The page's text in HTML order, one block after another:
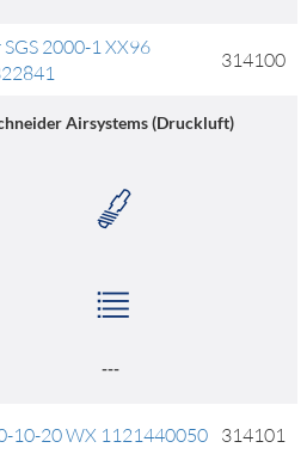
2000-1 XX96
314100
Airsystems (Druckluft)
---
10-20 WX 1121440050 314101